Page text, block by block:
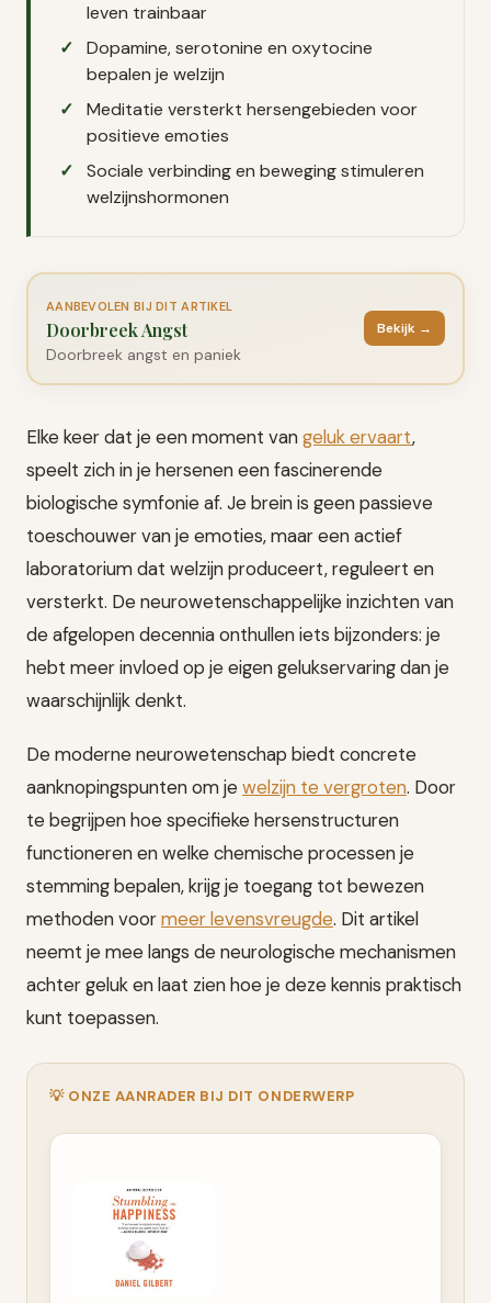
leven trainbaar
Dopamine, serotonine en oxytocine
bepalen je welzijn
Meditatie versterkt hersengebieden voor
positieve emoties
Sociale verbinding en beweging stimuleren
welzijnshormonen
AANBEVOLEN BIJ DIT ARTIKEL
Doorbreek Angst
Doorbreek angst en paniek
Bekijk →
Elke keer dat je een moment vangeluk ervaart,
speelt zich in je hersenen een fascinerende
biologische symfonie af. Je brein is geen passieve
toeschouwer van je emoties, maar een actief
laboratorium dat welzijn produceert, reguleert en
versterkt. De neurowetenschappelijke inzichten van
de afgelopen decennia onthullen iets bijzonders: je
hebt meer invloed op je eigen gelukservaring dan je
waarschijnlijk denkt.
De moderne neurowetenschap biedt concrete
aanknopingspunten om jewelzijn te vergroten. Door
te begrijpen hoe specifieke hersenstructuren
functioneren en welke chemische processen je
stemming bepalen, krijg je toegang tot bewezen
methoden voormeer levensvreugde. Dit artikel
neemt je mee langs de neurologische mechanismen
achter geluk en laat zien hoe je deze kennis praktisch
kunt toepassen.
💡 ONZE AANRADER BIJ DIT ONDERWERP